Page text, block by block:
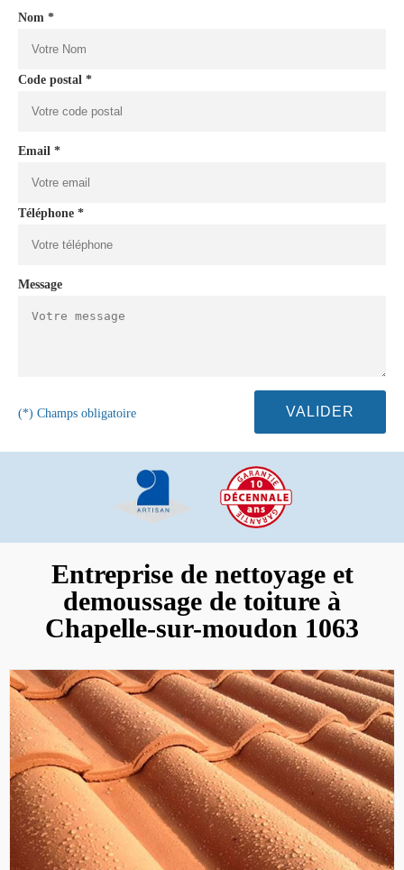
Nom *
Code postal *
Email *
Téléphone *
Message
(*) Champs obligatoire
Entreprise de nettoyage et
demoussage de toiture à
Chapelle-sur-moudon 1063